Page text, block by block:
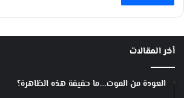
أخر المقالات
العودة من الموت….ما حقيقة هذه الظاهرة؟